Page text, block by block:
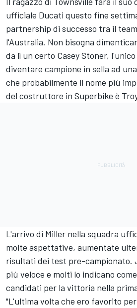
ufficiale Ducati questo fine
partnership di successo tra il
l'Australia. Non bisogna
da lì un certo Casey Stoner,
diventare campione in sella ad
che probabilmente il nome più
del costruttore in Superbike è
L'arrivo di Miller nella squadra
molte aspettative, aumentate
risultati dei test pre-campionato.
più veloce e molti lo indicano
candidati per la vittoria nella
"L'ultima volta che ero favorito